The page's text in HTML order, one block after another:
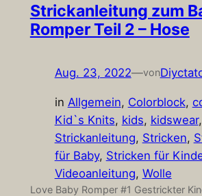
Strickanleitung zum
Romper Teil 2 – Hose
Aug. 23, 2022—von
in Allgemein, Colorblock,
Kid`s Knits, kids, kidswear
Strickanleitung, Stricken,
für Baby, Stricken für
Videoanleitung, Wolle
Love Baby Romper #1 Gestrickter